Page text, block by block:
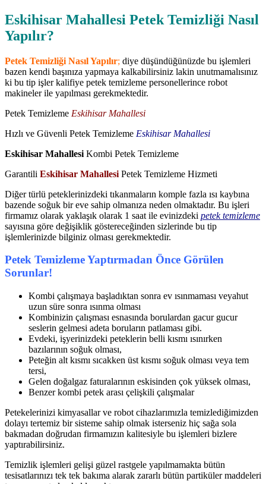
Eskihisar Mahallesi Petek Temizliği Nasıl
Yapılır?
Petek Temizliği Nasıl Yapılır; diye düşündüğünüzde bu işlemleri
bazen kendi başınıza yapmaya kalkabilirsiniz lakin unutmamalısınız
ki bu tip işler kalifiye petek temizleme personellerince robot
makineler ile yapılması gerekmektedir.
Petek Temizleme Eskihisar Mahallesi
Hızlı ve Güvenli Petek Temizleme Eskihisar Mahallesi
Eskihisar Mahallesi Kombi Petek Temizleme
Garantili Eskihisar Mahallesi Petek Temizleme Hizmeti
Diğer türlü peteklerinizdeki tıkanmaların komple fazla ısı kaybına
bazende soğuk bir eve sahip olmanıza neden olmaktadır. Bu işleri
firmamız olarak yaklaşık olarak 1 saat ile evinizdeki petek temizleme
sayısına göre değişiklik göstereceğinden sizlerinde bu tip
işlemlerinizde bilginiz olması gerekmektedir.
Petek Temizleme Yaptırmadan Önce Görülen
Sorunlar!
Kombi çalışmaya başladıktan sonra ev ısınmaması veyahut
uzun süre sonra ısınma olması
Kombinizin çalışması esnasında borulardan gacur gucur
seslerin gelmesi adeta boruların patlaması gibi.
Evdeki, işyerinizdeki peteklerin belli kısmı ısınırken
bazılarının soğuk olması,
Peteğin alt kısmı sıcakken üst kısmı soğuk olması veya tem
tersi,
Gelen doğalgaz faturalarının eskisinden çok yüksek olması,
Benzer kombi petek arası çelişkili çalışmalar
Petekelerinizi kimyasallar ve robot cihazlarımızla temizlediğimizden
dolayı tertemiz bir sisteme sahip olmak isterseniz hiç sağa sola
bakmadan doğrudan firmamızın kalitesiyle bu işlemleri bizlere
yaptırabilirsiniz.
Temizlik işlemleri gelişi güzel rastgele yapılmamakta bütün
tesisatlarınızı tek tek bakıma alarak zararlı bütün partiküler maddeleri